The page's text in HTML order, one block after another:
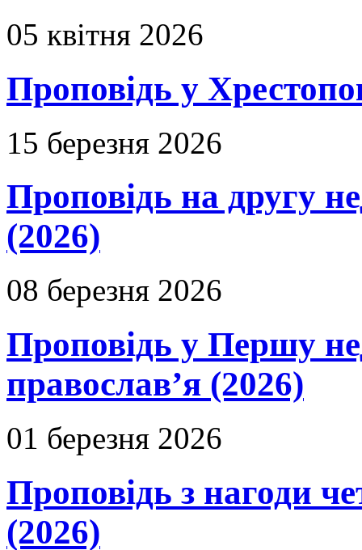
05 квітня 2026
Проповідь у
15 березня 2026
Проповідь на другу
(2026)
08 березня 2026
Проповідь у Першу
православ’я (2026)
01 березня 2026
Проповідь з нагоди
(2026)